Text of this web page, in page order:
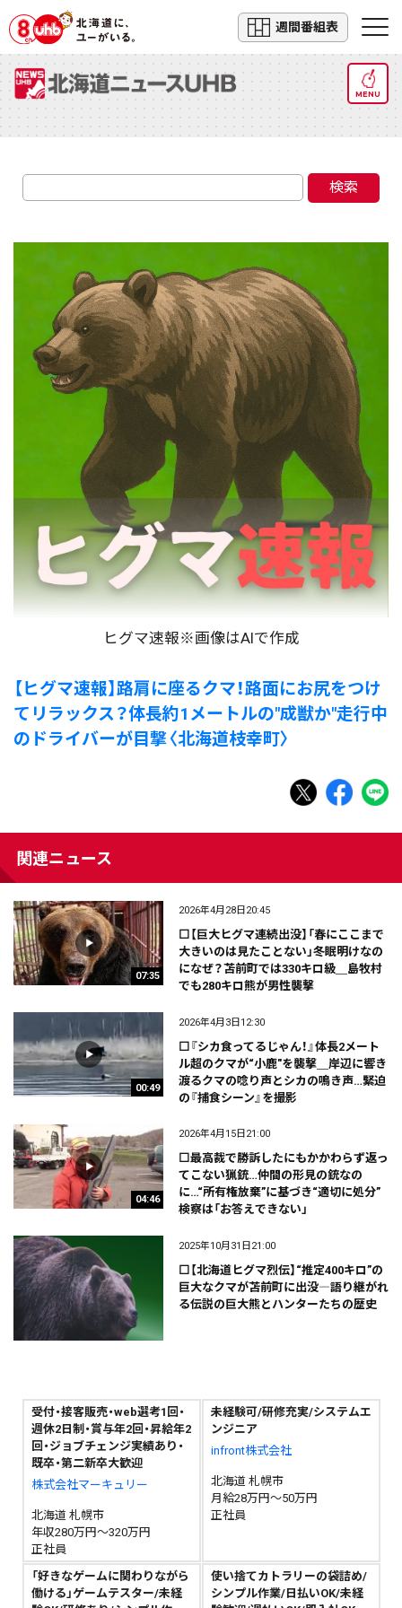
週間番組表
MENU
検索
ヒグマ速報※画像はAIで作成
【ヒグマ速報】路肩に座るクマ！路面にお尻をつけ
てリラックス？体長約1メートルの"成獣か"走行中
のドライバーが目撃〈北海道枝幸町〉
関連ニュース
07:35
2026年4月28日20:45
⬜【巨大ヒグマ連続出没】「春にここまで
大きいのは見たことない」冬眠明けなの
になぜ？苫前町では330キロ級＿島牧村
でも280キロ熊が男性襲撃
00:49
2026年4月3日12:30
⬜『シカ食ってるじゃん！』体長2メート
ル超のクマが“小鹿"を襲撃＿岸辺に響き
渡るクマの唸り声とシカの鳴き声…緊迫
の『捕食シーン』を撮影
04:46
2026年4月15日21:00
⬜最高裁で勝訴したにもかかわらず返っ
てこない猟銃…仲間の形見の銃なの
に…“所有権放棄”に基づき“適切に処分”
検察は「お答えできない」
2025年10月31日21:00
⬜【北海道ヒグマ烈伝】“推定400キロ”の
巨大なクマが苫前町に出没―語り継がれ
る伝説の巨大熊とハンターたちの歴史
受付・接客販売・web選考1回・
週休2日制・賞与年2回・昇給年2
回・ジョブチェンジ実績あり・
既卒・第二新卒大歓迎
株式会社マーキュリー
北海道 札幌市
年収280万円～320万円
正社員
未経験可/研修充実/システムエ
ンジニア
infront株式会社
北海道 札幌市
月給28万円～50万円
正社員
「好きなゲームに関わりながら
働ける」ゲームテスター/未経
使い捨てカトラリーの袋詰め/
シンプル作業/日払いOK/未経